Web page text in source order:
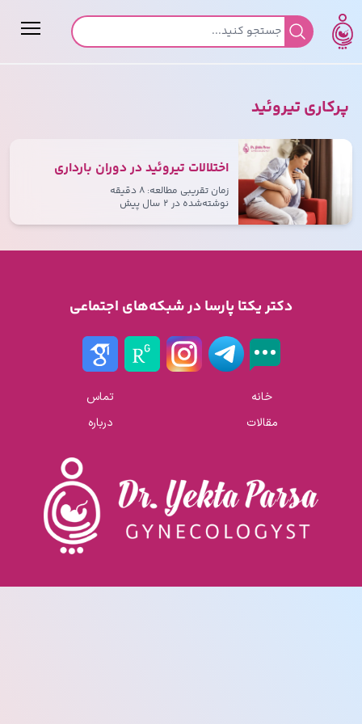
جستجو برای:
پرکاری تیروئید
اختلالات تیروئید در دوران بارداری
زمان تقریبی مطالعه: ۸ دقیقه
نوشته‌شده در ۲ سال پیش
دکتر یکتا پارسا در شبکه‌های اجتماعی
خانه
مقالات
تماس
درباره